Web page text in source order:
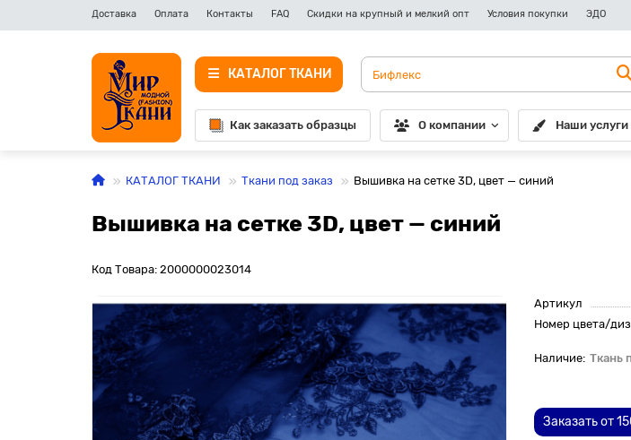
Доставка Оплата Контакты FAQ Скидки на крупный и мелкий опт Условия покупки ЭДО
КАТАЛОГ ТКАНИ
Как заказать образцы О компании Наши услуги
КАТАЛОГ ТКАНИ Ткани под заказ Вышивка на сетке 3D, цвет — синий
Вышивка на сетке 3D, цвет — синий
Код Товара: 2000000023014
Артикул
Номер цвета/
Ткань
Заказать от